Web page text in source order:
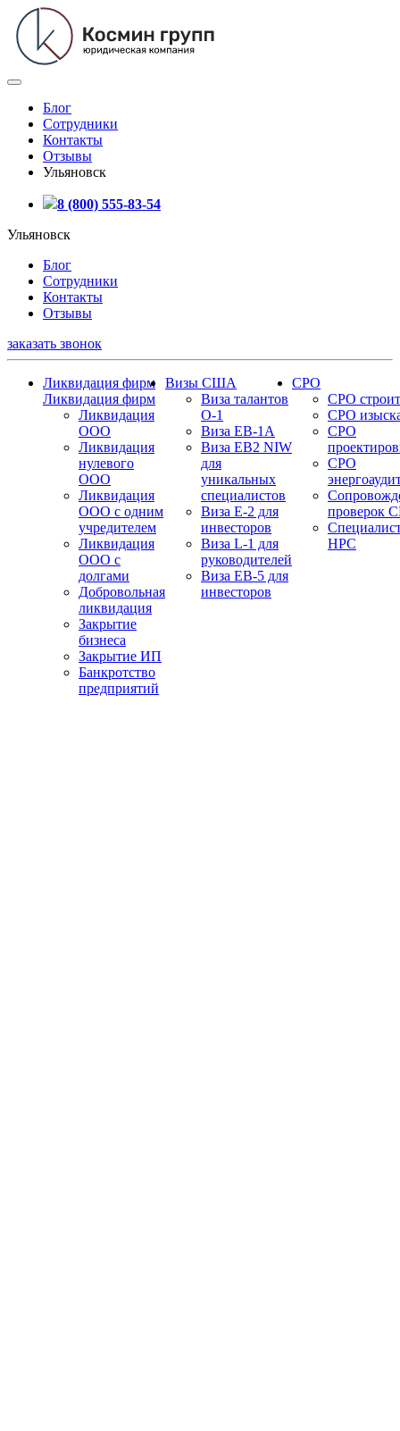
Блог
Сотрудники
Контакты
Отзывы
Ульяновск
8 (800) 555-83-54
Ульяновск
Блог
Сотрудники
Контакты
Отзывы
заказать звонок
Ликвидация фирм
Ликвидация фирм
Ликвидация
ООО
Ликвидация
нулевого
ООО
Ликвидация
ООО с одним
учредителем
Ликвидация
ООО с
долгами
Добровольная
ликвидация
Закрытие
бизнеса
Закрытие ИП
Банкротство
предприятий
Визы США
Виза талантов
О-1
Виза EB-1A
Виза EB2 NIW
для
уникальных
специалистов
Виза E-2 для
инвесторов
Виза L-1 для
руководителей
Виза EB-5 для
инвесторов
СРО
СРО
СРО
СРО
СРО
проверок
НРС